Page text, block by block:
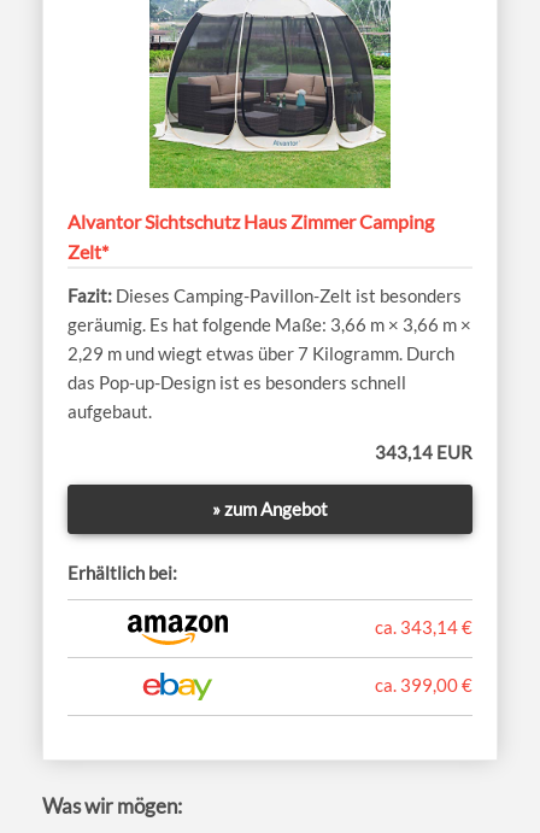
Alvantor Sichtschutz Haus Zimmer Camping
Zelt*
Dieses Camping-Pavillon-Zelt ist besonders
geräumig. Es hat folgende Maße: 3,66 m × 3,66 m ×
2,29 m und wiegt etwas über 7 Kilogramm. Durch
das Pop-up-Design ist es besonders schnell
aufgebaut.
343,14 EUR
» zum Angebot
Erhältlich bei:
ca. 343,14 €
ca. 399,00 €
Was wir mögen: